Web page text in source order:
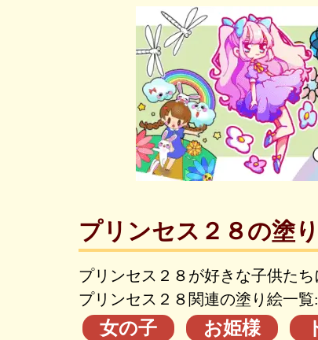
プリンセス２８の塗
プリンセス２８が好きな子供た
プリンセス２８関連の塗り絵一覧:
女の子 お姫様